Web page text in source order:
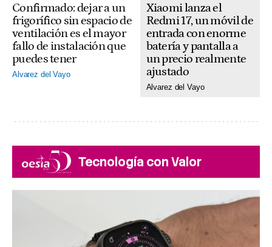
Confirmado: dejar a un
frigorífico sin espacio de
ventilación es el mayor
fallo de instalación que
puedes tener
Alvarez del Vayo
Xiaomi lanza el
Redmi 17, un móvil de
entrada con enorme
batería y pantalla a
un precio realmente
ajustado
Alvarez del Vayo
Tecnología con Valor